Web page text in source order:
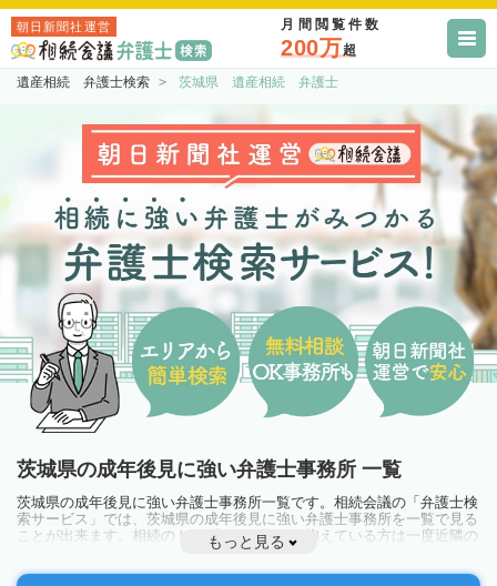
朝日新聞社運営 月間閲覧件数
200万超
遺産相続 弁護士検索 茨城県 遺産相続 弁護士
茨城県の成年後見に強い弁護士事務所 一覧
茨城県の成年後見に強い弁護士事務所一覧です。相続会議の「弁護士検
索サービス」では、茨城県の成年後見に強い弁護士事務所を一覧で見る
ことが出来ます。相続のトラブルやお悩みを抱えている方は一度近隣の
弁護士に相談してみましょう。
もっと見る